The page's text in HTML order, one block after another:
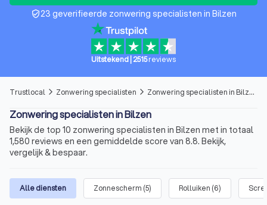
verified_user23 geverifieerde zonwering specialisten in Bilzen
Uitstekend 2515reviews
Trustlocal arrow_forward_ios Zonwering specialisten arrow_forward_ios Zonwering specialisten in Bilzen
Zonwering specialisten in Bilzen
Bekijk de top 10 zonwering specialisten in Bilzen met in totaal
1,580 reviews en een gemiddelde score van 8.8. Bekijk,
vergelijk & bespaar.
Alle diensten Zonnescherm (5) Rolluiken (6)